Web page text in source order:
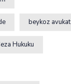
beykoz avukat
Hukuku